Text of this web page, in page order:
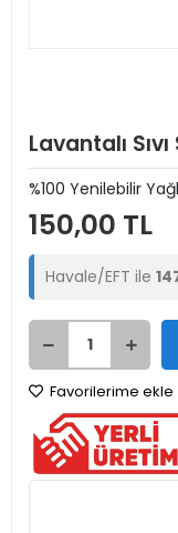
Lavantalı
%100 Yenilebilir
150,00 TL
Havale/EFT ile
Favorilerime ekle